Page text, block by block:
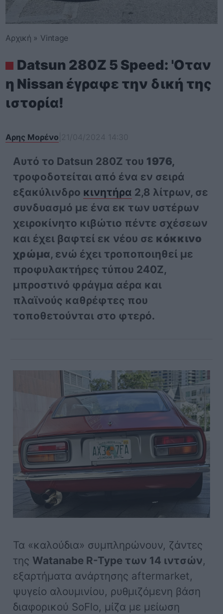
Αρχική » Vintage
Datsun 280Z 5 Speed: 'Οταν
η Nissan έγραφε την δική της
ιστορία!
Αρης Μορένο
Αυτό το Datsun 280Z του 1976,
τροφοδοτείται από ένα εν σειρά
εξακύλινδρο κινητήρα 2,8 λίτρων, σε
συνδυασμό με ένα εκ των υστέρων
χειροκίνητο κιβώτιο πέντε σχέσεων
και έχει βαφτεί εκ νέου σε κόκκινο
χρώμα, ενώ έχει τροποποιηθεί με
προφυλακτήρες τύπου 240Z,
μπροστινό φράγμα αέρα και
πλαϊνούς καθρέφτες που
τοποθετούνται στο φτερό.
Τα «καλούδια» συμπληρώνουν, ζάντες
της Watanabe R-Type των 14 ιντσών,
εξαρτήματα ανάρτησης aftermarket,
ψυγείο αλουμινίου, ρυθμιζόμενη βάση
διαφορικού SoFlo, μίζα με μείωση